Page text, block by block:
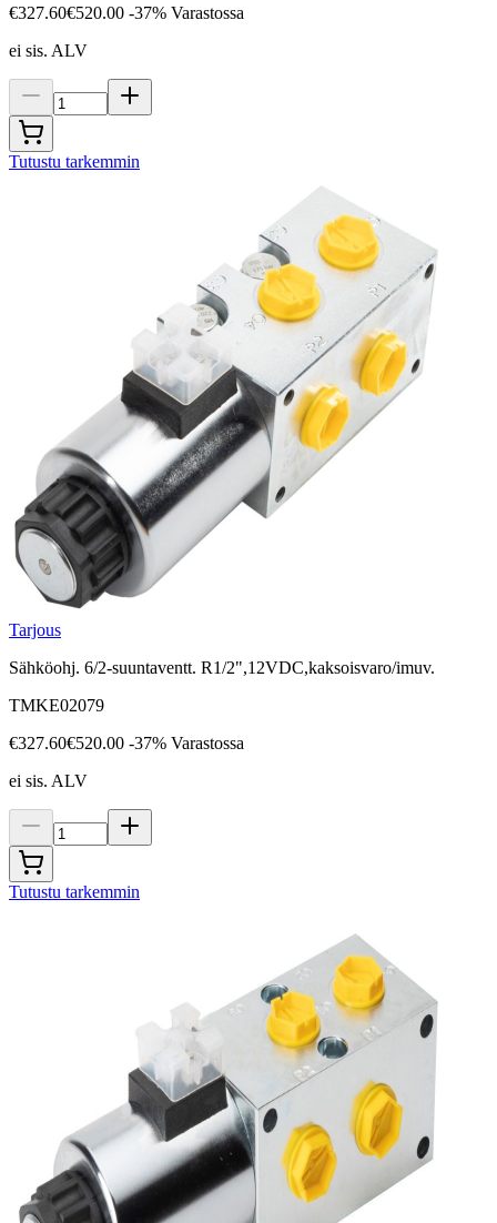
€327.60€520.00 -37% Varastossa
ei sis. ALV
Tutustu tarkemmin
Tarjous
Sähköohj. 6/2-suuntaventt. R1/2",12VDC,kaksoisvaro/imuv.
TMKE02079
€327.60€520.00 -37% Varastossa
ei sis. ALV
Tutustu tarkemmin